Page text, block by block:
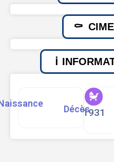
1931
Décès